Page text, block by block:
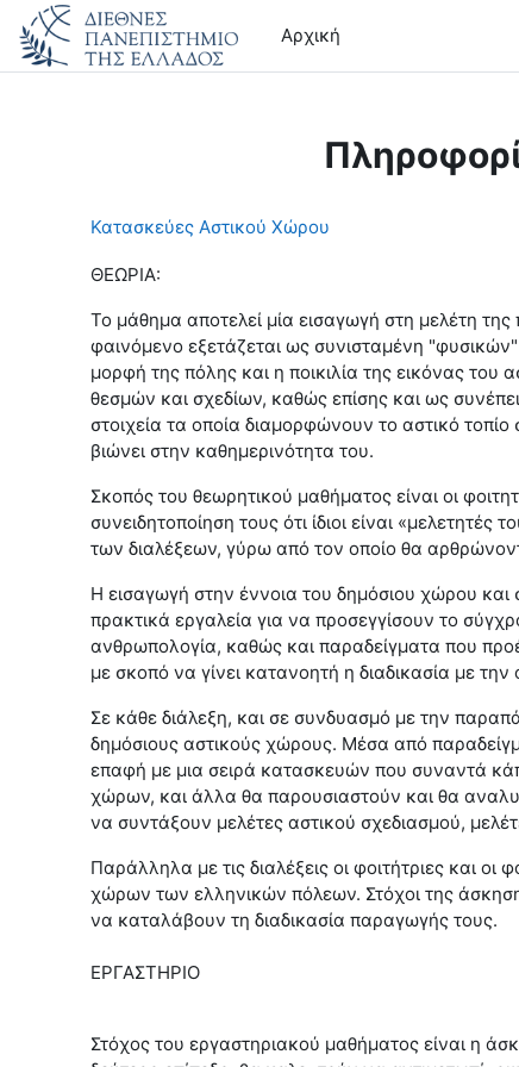
Μετάβαση στο κεντρικό περιεχόμενο
Αρχική
Κατασκεύες Αστικού Χώρου
ΘΕΩΡΙΑ:
Το μάθημα αποτελεί μία εισαγωγή στη μελέτη
φαινόμενο εξετάζεται ως συνισταμένη
μορφή της πόλης και η ποικιλία της εικόνας
θεσμών και σχεδίων, καθώς επίσης και ως
στοιχεία τα οποία διαμορφώνουν το αστικό
βιώνει στην καθημερινότητα του.
Σκοπός του θεωρητικού μαθήματος είναι οι
συνειδητοποίηση τους ότι ίδιοι είναι
των διαλέξεων, γύρω από τον οποίο θα
Η εισαγωγή στην έννοια του δημόσιου χώρου και
πρακτικά εργαλεία για να προσεγγίσουν το
ανθρωπολογία, καθώς και παραδείγματα που
με σκοπό να γίνει κατανοητή η διαδικασία με
Σε κάθε διάλεξη, και σε συνδυασμό με την
δημόσιους αστικούς χώρους. Μέσα από
επαφή με μια σειρά κατασκευών που συναντά
χώρων, και άλλα θα παρουσιαστούν και θα
να συντάξουν μελέτες αστικού σχεδιασμού,
Παράλληλα με τις διαλέξεις οι φοιτήτριες και
χώρων των ελληνικών πόλεων. Στόχοι της
να καταλάβουν τη διαδικασία παραγωγής τους.
ΕΡΓΑΣΤΗΡΙΟ
Στόχος του εργαστηριακού μαθήματος είναι η